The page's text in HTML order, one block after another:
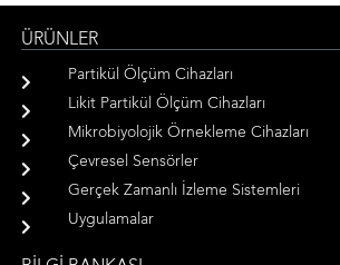
ÜRÜNLER
Partikül Ölçüm Cihazları
Likit Partikül Ölçüm Cihazları
Mikrobiyolojik Örnekleme Cihazları
Çevresel Sensörler
Gerçek Zamanlı İzleme Sistemleri
Uygulamalar